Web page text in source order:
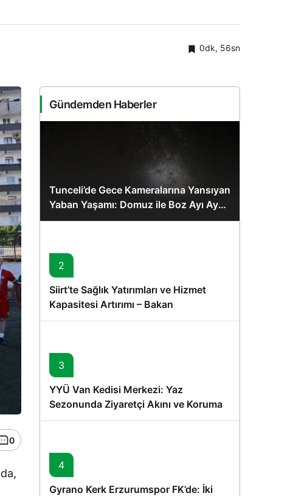
0dk, 56sn
0
Gündemden Haberler
Tunceli’de Gece Kameralarına Yansıyan
Yaban Yaşamı: Domuz ile Boz Ayı Aynı
Karede
2
Siirt’te Sağlık Yatırımları ve Hizmet
Kapasitesi Artırımı – Bakan
Memişoğlu’nun Ziyareti
3
YYÜ Van Kedisi Merkezi: Yaz
Sezonunda Ziyaretçi Akını ve Koruma
Vurgusu
4
Gyrano Kerk Erzurumspor FK’de: İki